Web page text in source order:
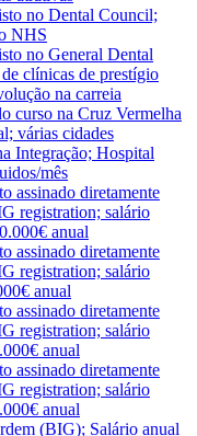
no Dental Council;
NHS
no General Dental
clínicas de prestígio
na carreia
curso na Cruz Vermelha
várias cidades
Integração; Hospital
mês
assinado diretamente
registration; salário
anual
assinado diretamente
registration; salário
anual
assinado diretamente
registration; salário
anual
assinado diretamente
registration; salário
anual
(BIG); Salário anual